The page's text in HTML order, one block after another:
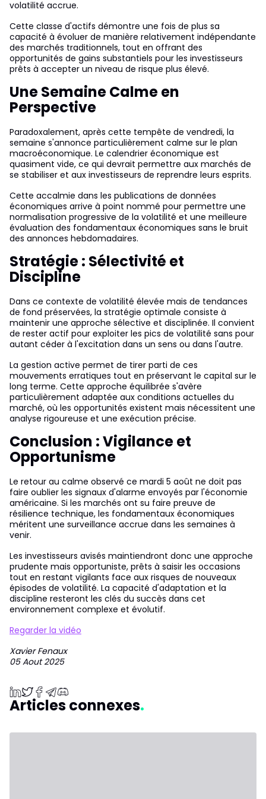
volatilité accrue.
Cette classe d'actifs démontre une fois de plus sa
capacité à évoluer de manière relativement indépendante
des marchés traditionnels, tout en offrant des
opportunités de gains substantiels pour les investisseurs
prêts à accepter un niveau de risque plus élevé.
Une Semaine Calme en
Perspective
Paradoxalement, après cette tempête de vendredi, la
semaine s'annonce particulièrement calme sur le plan
macroéconomique. Le calendrier économique est
quasiment vide, ce qui devrait permettre aux marchés de
se stabiliser et aux investisseurs de reprendre leurs esprits.
Cette accalmie dans les publications de données
économiques arrive à point nommé pour permettre une
normalisation progressive de la volatilité et une meilleure
évaluation des fondamentaux économiques sans le bruit
des annonces hebdomadaires.
Stratégie : Sélectivité et
Discipline
Dans ce contexte de volatilité élevée mais de tendances
de fond préservées, la stratégie optimale consiste à
maintenir une approche sélective et disciplinée. Il convient
de rester actif pour exploiter les pics de volatilité sans pour
autant céder à l'excitation dans un sens ou dans l'autre.
La gestion active permet de tirer parti de ces
mouvements erratiques tout en préservant le capital sur le
long terme. Cette approche équilibrée s'avère
particulièrement adaptée aux conditions actuelles du
marché, où les opportunités existent mais nécessitent une
analyse rigoureuse et une exécution précise.
Conclusion : Vigilance et
Opportunisme
Le retour au calme observé ce mardi 5 août ne doit pas
faire oublier les signaux d'alarme envoyés par l'économie
américaine. Si les marchés ont su faire preuve de
résilience technique, les fondamentaux économiques
méritent une surveillance accrue dans les semaines à
venir.
Les investisseurs avisés maintiendront donc une approche
prudente mais opportuniste, prêts à saisir les occasions
tout en restant vigilants face aux risques de nouveaux
épisodes de volatilité. La capacité d'adaptation et la
discipline resteront les clés du succès dans cet
environnement complexe et évolutif.
Regarder la vidéo
Xavier Fenaux
05 Aout 2025
Articles connexes